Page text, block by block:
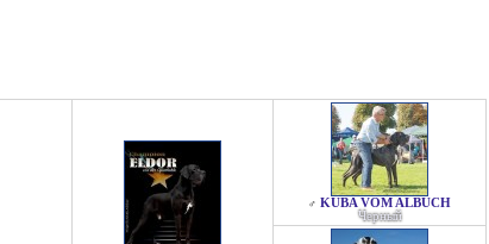
♂ KUBA VOM ALBUCH
Черный